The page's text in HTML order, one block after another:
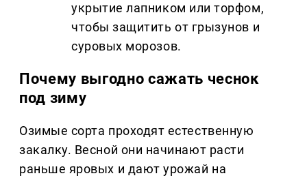
укрытие лапником или торфом,
чтобы защитить от грызунов и
суровых морозов.
Почему выгодно сажать чеснок
под зиму
Озимые сорта проходят естественную
закалку. Весной они начинают расти
раньше яровых и дают урожай на